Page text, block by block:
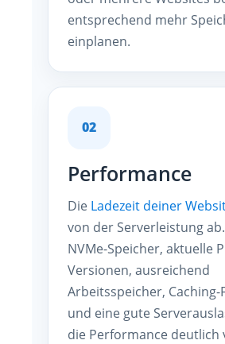
entsprechend mehr
einplanen.
02
Performance
Die Ladezeit deiner
von der Serverleistung
NVMe-Speicher, aktuelle
Versionen, ausreichend
Arbeitsspeicher,
und eine gute
die Performance deutlich